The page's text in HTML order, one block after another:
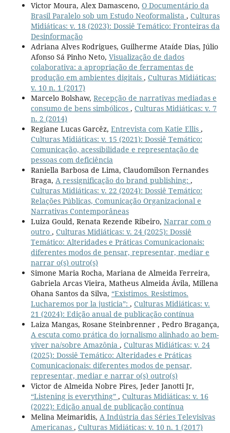
Victor Moura, Alex Damasceno, O Documentário da
Brasil Paralelo sob um Estudo Neoformalista , Culturas
Midiáticas: v. 18 (2023): Dossiê Temático: Fronteiras da
Desinformação
Adriana Alves Rodrigues, Guilherme Ataíde Dias, Júlio
Afonso Sá Pinho Neto, Visualização de dados
colaborativa: a apropriação de ferramentas de
produção em ambientes digitais , Culturas Midiáticas:
v. 10 n. 1 (2017)
Marcelo Bolshaw, Recepção de narrativas mediadas e
consumo de bens simbólicos , Culturas Midiáticas: v. 7
n. 2 (2014)
Regiane Lucas Garcêz, Entrevista com Katie Ellis ,
Culturas Midiáticas: v. 15 (2021): Dossiê Temático:
Comunicação, acessibilidade e representação de
pessoas com deficiência
Raniella Barbosa de Lima, Claudomilson Fernandes
Braga, A ressignificação do brand publishing: ,
Culturas Midiáticas: v. 22 (2024): Dossiê Temático:
Relações Públicas, Comunicação Organizacional e
Narrativas Contemporâneas
Luiza Gould, Renata Rezende Ribeiro, Narrar com o
outro , Culturas Midiáticas: v. 24 (2025): Dossiê
Temático: Alteridades e Práticas Comunicacionais:
diferentes modos de pensar, representar, mediar e
narrar o(s) outro(s)
Simone Maria Rocha, Mariana de Almeida Ferreira,
Gabriela Arcas Vieira, Matheus Almeida Ávila, Millena
Ohana Santos da Silva, “Existimos. Resistimos.
Lucharemos por la justicia”: , Culturas Midiáticas: v.
21 (2024): Edição anual de publicação contínua
Laiza Mangas, Rosane Steinbrenner , Pedro Bragança,
A escuta como prática do jornalismo alinhado ao bem-
viver na/sobre Amazônia , Culturas Midiáticas: v. 24
(2025): Dossiê Temático: Alteridades e Práticas
Comunicacionais: diferentes modos de pensar,
representar, mediar e narrar o(s) outro(s)
Victor de Almeida Nobre Pires, Jeder Janotti Jr,
“Listening is everything” , Culturas Midiáticas: v. 16
(2022): Edição anual de publicação contínua
Melina Meimaridis, A Indústria das Séries Televisivas
Americanas , Culturas Midiáticas: v. 10 n. 1 (2017)